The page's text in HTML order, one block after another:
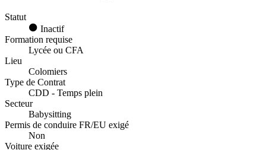
Statut
Inactif
Formation requise
Lycée ou CFA
Lieu
Colomiers
Type de Contrat
CDD - Temps plein
Secteur
Babysitting
Permis de conduire FR/EU exigé
Non
Voiture exigée